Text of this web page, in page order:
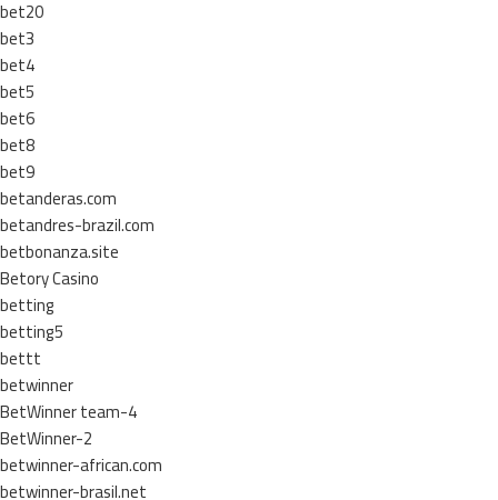
bet20
bet3
bet4
bet5
bet6
bet8
bet9
betanderas.com
betandres-brazil.com
betbonanza.site
Betory Casino
betting
betting5
bettt
betwinner
BetWinner team-4
BetWinner-2
betwinner-african.com
betwinner-brasil.net